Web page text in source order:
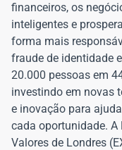
financeiros, os
inteligentes e
forma mais
fraude de identidade
20.000 pessoas em
investindo em novas
e inovação para
cada oportunidade. A
Valores de Londres